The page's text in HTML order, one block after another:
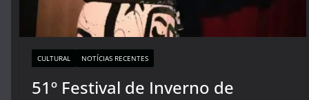
CULTURAL NOTÍCIAS RECENTES
51º Festival de Inverno de